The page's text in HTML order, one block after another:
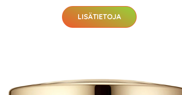
LISÄTIETOJA